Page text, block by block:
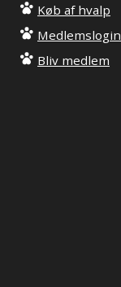
Køb af hvalp
Medlemslogin
Bliv medlem